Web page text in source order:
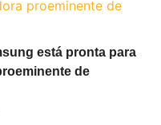
está pronta para
de